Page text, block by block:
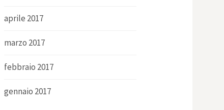
aprile 2017
marzo 2017
febbraio 2017
gennaio 2017